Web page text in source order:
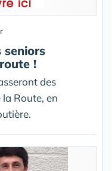
seniors
!
des
la Route, en